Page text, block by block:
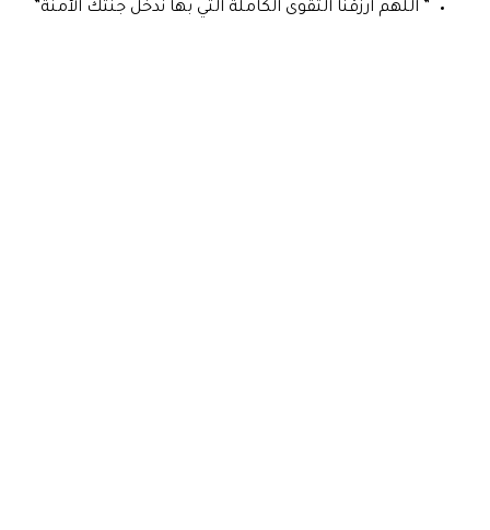
” اللهم ارزقنا التقوى الكاملة التي بها ندخل جنّتك الآمنة”